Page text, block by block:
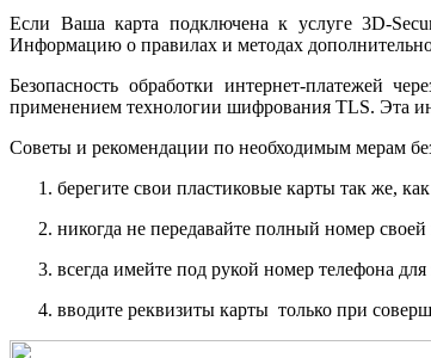
Если Ваша карта подключена к услуге 3D-
Информацию о правилах и методах
Безопасность обработки интернет-платежей
применением технологии шифрования TLS. Эта
Советы и рекомендации по необходимым мерам
берегите свои пластиковые карты так же,
никогда не передавайте полный номер
всегда имейте под рукой номер телефона
вводите реквизиты карты только при